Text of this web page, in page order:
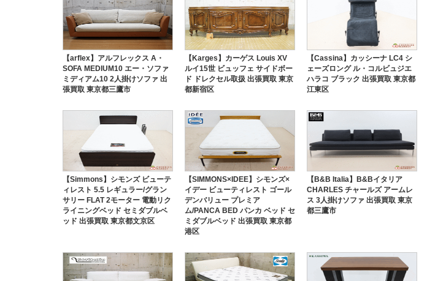
【arflex】アルフレックス A・
SOFA MEDIUM10 エー・ソファ
ミディアム10 2人掛けソファ 出
張買取 東京都三鷹市
【Karges】カーゲス Louis XV
ルイ15世 ビュッフェ サイドボー
ド ドレクセル取扱 出張買取 東京
都新宿区
【Cassina】カッシーナ LC4 シ
ェーズロング ル・コルビュジエ
ハラコ ブラック 出張買取 東京都
江東区
【Simmons】シモンズ ビューテ
ィレスト 5.5 レギュラー/グラン
サリー FLAT 2モーター 電動リク
ライニングベッド セミダブルベ
ッド 出張買取 東京都文京区
【SIMMONS×IDEE】シモンズ×
イデー ビューティレスト ゴール
デンバリュー プレミア
ム/PANCA BED パンカ ベッド セ
ミダブルベッド 出張買取 東京都
港区
【B&B Italia】B&Bイタリア
CHARLES チャールズ アームレ
ス 3人掛けソファ 出張買取 東京
都三鷹市